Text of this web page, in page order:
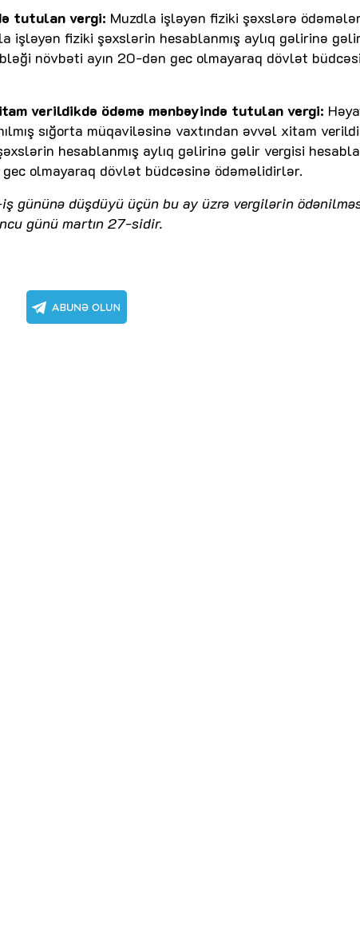
tutulan vergi: Muzdla işləyən fiziki şəxslərə
işləyən fiziki şəxslərin hesablanmış aylıq gəlirinə
növbəti ayın 20-dən gec olmayaraq dövlət
verildikdə ödəmə mənbəyində tutulan vergi:
sığorta müqaviləsinə vaxtından əvvəl xitam
hesablanmış aylıq gəlirinə gəlir vergisi
olmayaraq dövlət büdcəsinə ödəməlidirlər.
gününə düşdüyü üçün bu ay üzrə vergilərin
günü martın 27-sidir.